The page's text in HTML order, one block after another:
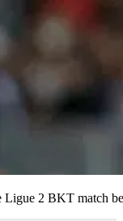
2 BKT match